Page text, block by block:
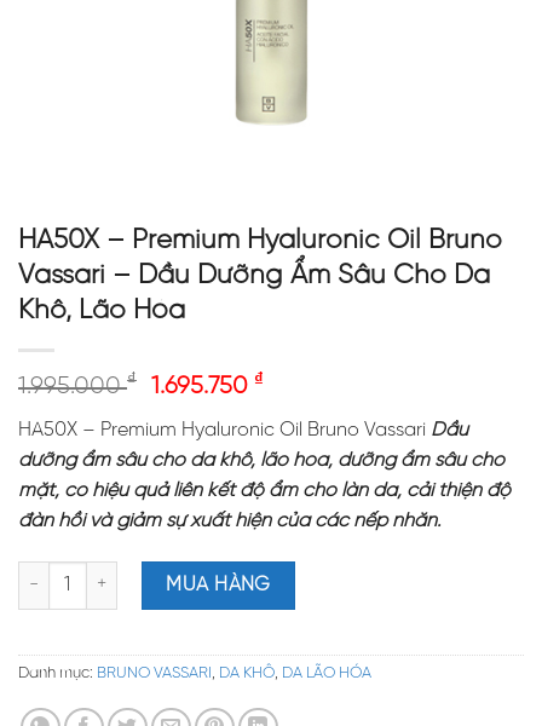
HA50X – Premium Hyaluronic Oil Bruno
Vassari – Dầu Dưỡng Ẩm Sâu Cho Da
Khô, Lão Hóa
1.995.000₫ 1.695.750 ₫
HA50X – Premium Hyaluronic Oil Bruno Vassari Dầu
dưỡng ẩm sâu cho da khô, lão hóa, dưỡng ẩm sâu cho
mặt, có hiệu quả liên kết độ ẩm cho làn da, cải thiện độ
đàn hồi và giảm sự xuất hiện của các nếp nhăn.
HA50X – Premium Hyaluronic Oil Bruno Vassari – Dầu Dưỡng
MUA HÀNG
Danh mục: BRUNO VASSARI , DA KHÔ, DA LÃO HÓA